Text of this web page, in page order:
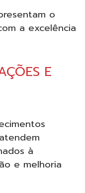
o
a excelência
E
à
e melhoria